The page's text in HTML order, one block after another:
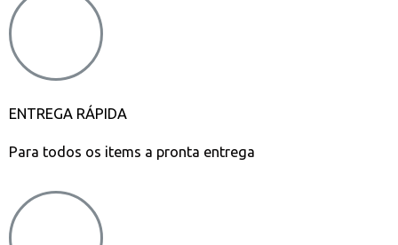
ENTREGA RÁPIDA
Para todos os items a pronta entrega